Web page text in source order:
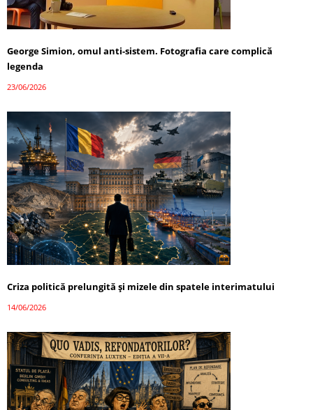
George Simion, omul anti-sistem. Fotografia care complică
legenda
23/06/2026
Criza politică prelungită și mizele din spatele interimatului
14/06/2026